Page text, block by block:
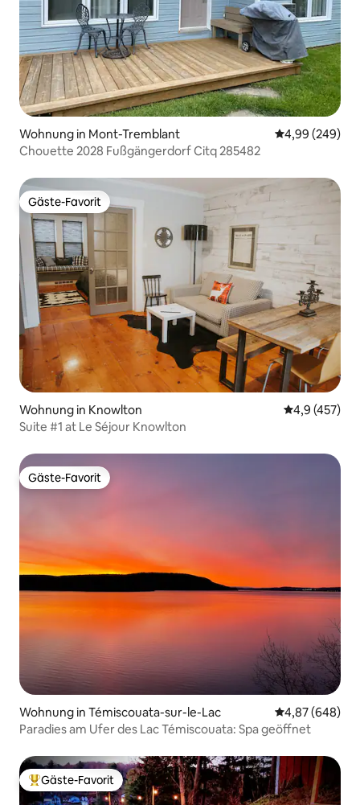
Wohnung in Mont-Tremblant
4,99 (249)
Chouette 2028 Fußgängerdorf Citq 285482
Gäste-Favorit
Gäste-Favorit
Wohnung in Knowlton
4,9 (457)
Suite #1 at Le Séjour Knowlton
Gäste-Favorit
Gäste-Favorit
Wohnung in Témiscouata-sur-le-Lac
4,87 (648)
Paradies am Ufer des Lac Témiscouata: Spa geöffnet
Beliebter Gäste-Favorit.
Gäste-Favorit